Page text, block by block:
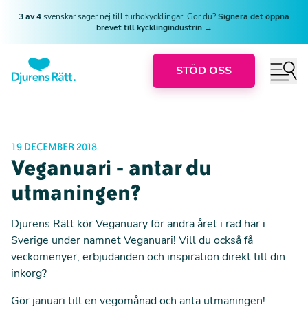
3 av 4svenskar säger nej till turbokycklingar. Gör du?Signera det öppna
brevet till kycklingindustrin →
STÖD OSS
19 DECEMBER 2018
Veganuari - antar du
utmaningen?
Djurens Rätt kör Veganuary för andra året i rad här i
Sverige under namnet Veganuari! Vill du också få
veckomenyer, erbjudanden och inspiration direkt till din
inkorg?
Gör januari till en vegomånad och anta utmaningen!